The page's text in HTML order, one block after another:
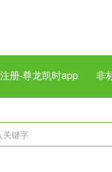
册-尊龙凯时app 非